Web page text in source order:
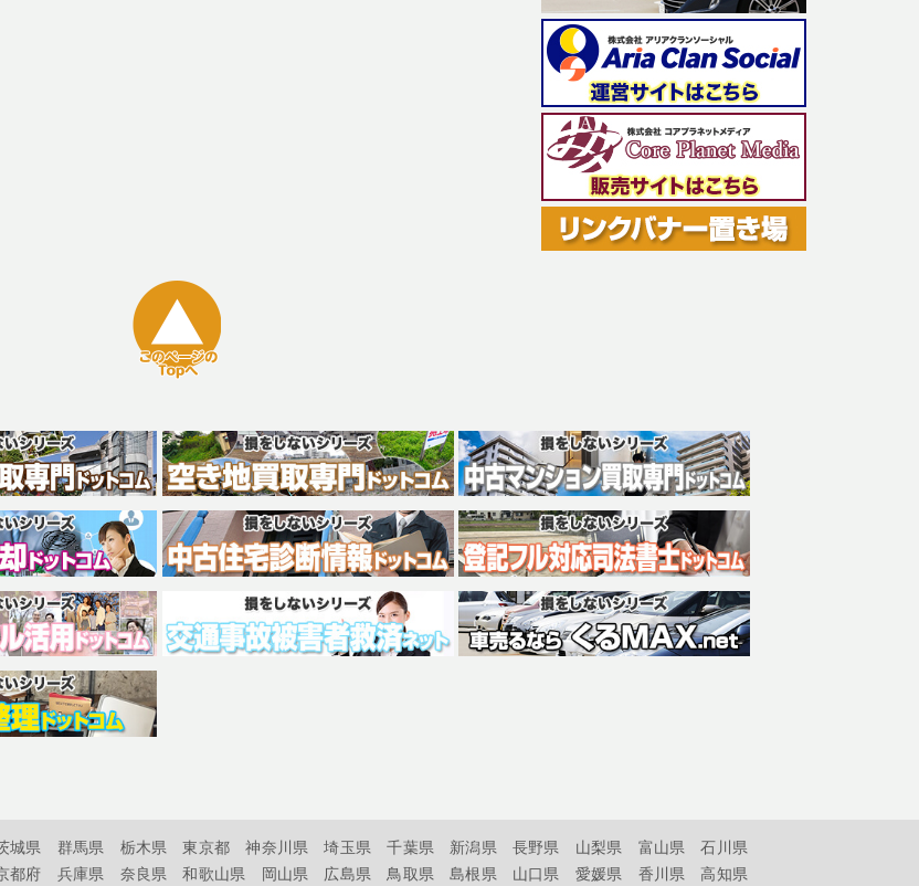
城県 群馬県 栃木県 東京都 神奈川県 埼玉県 千葉県 新潟県 長野県 山梨県 富山県
石川県
都府 兵庫県 奈良県 和歌山県 岡山県 広島県 鳥取県 島根県 山口県 愛媛県 香川県 高知県